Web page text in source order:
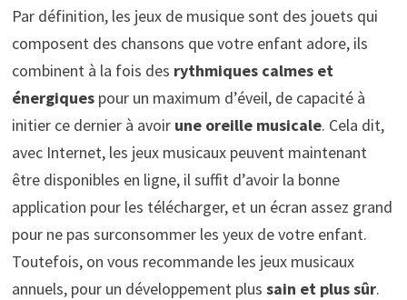
Par définition, les jeux de musique sont des jouets qui
composent des chansons que votre enfant adore, ils
combinent à la fois des rythmiques calmes et
énergiquespour un maximum d’éveil, de capacité à
initier ce dernier à avoir une oreille musicale. Cela dit,
avec Internet, les jeux musicaux peuvent maintenant
être disponibles en ligne, il suffit d’avoir la bonne
application pour les télécharger, et un écran assez grand
pour ne pas surconsommer les yeux de votre enfant.
Toutefois, on vous recommande les jeux musicaux
annuels, pour un développement plus sain et plus sûr.